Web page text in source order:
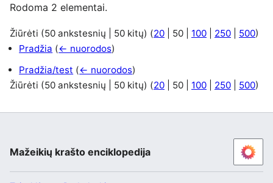
Rodoma 2 elementai.
Žiūrėti (50 ankstesnių 50 kitų) (20 50 100 250 500)
Pradžia (← nuorodos)
Pradžia/test (← nuorodos)
Žiūrėti (50 ankstesnių 50 kitų) (20 50 100 250 500)
Mažeikių krašto enciklopedija